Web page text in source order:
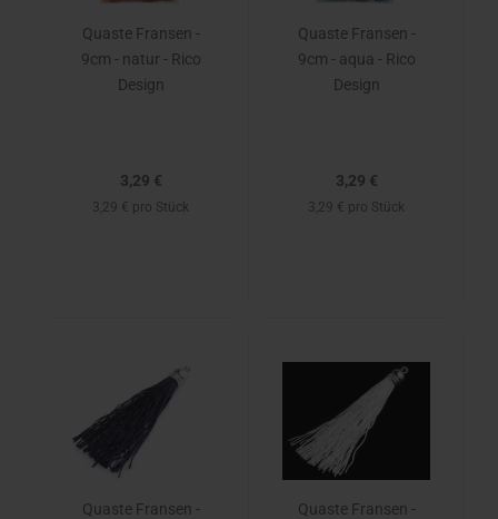
Quaste Fransen -
9cm - natur - Rico
Design
3,29 €
3,29 € pro Stück
Quaste Fransen -
9cm - aqua - Rico
Design
3,29 €
3,29 € pro Stück
Quaste Fransen -
Quaste Fransen -